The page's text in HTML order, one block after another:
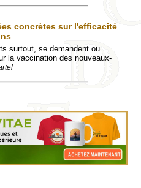
concrètes sur l'efficacité
surtout, se demandent ou
la vaccination des nouveaux-